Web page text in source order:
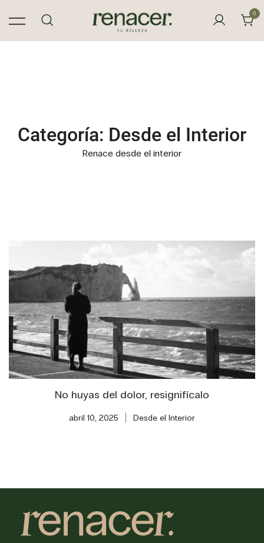
0
Categoría: Desde el Interior
Renace desde el interior
No huyas del dolor, resignifícalo
abril 10, 2025 Desde el Interior